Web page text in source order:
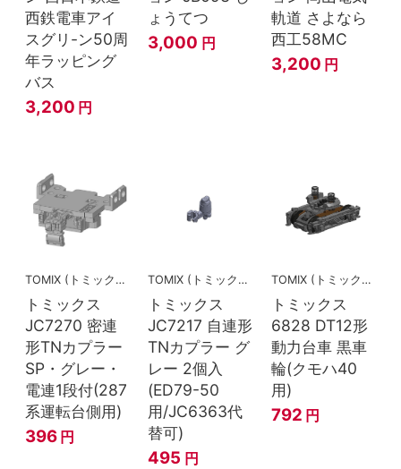
西鉄電車アイ
スグリ-ン50周
年ラッピング
バス
3,200 円
ょうてつ
3,000 円
軌道 さよなら
西工58MC
3,200 円
TOMIX (トミックス)
トミックス
JC7270 密連
形TNカプラー
SP・グレー・
電連1段付(287
系運転台側用)
396 円
TOMIX (トミックス)
トミックス
JC7217 自連形
TNカプラー グ
レー 2個入
(ED79-50
用/JC6363代
替可)
495 円
TOMIX (トミックス)
トミックス
6828 DT12形
動力台車 黒車
輪(クモハ40
用)
792 円